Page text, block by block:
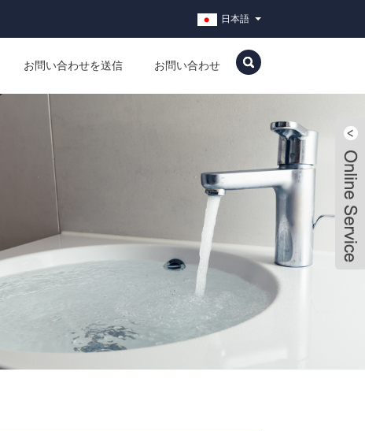
日本語
お問い合わせを送信 お問い合わせ